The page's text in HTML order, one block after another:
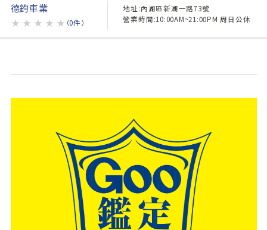
德鈞車業
★ ★ ★ ★ ★ （0件）
地址:內湖區新湖一路73號
營業時間:10:00AM~21:00PM 周日公休